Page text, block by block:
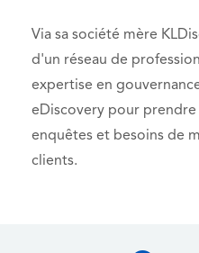
Via sa société mère
d'un réseau de
expertise en
eDiscovery pour
enquêtes et besoins de
clients.